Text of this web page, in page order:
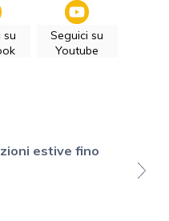
su
Seguici su
Youtube
estive fino